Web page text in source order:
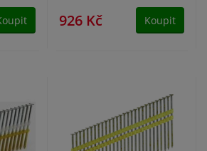
926 Kč Koupit